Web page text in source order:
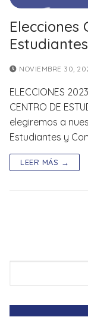
Elecciones
Estudiantes
NOVIEMBRE 30,
ELECCIONES
CENTRO DE
elegiremos a
Estudiantes y
LEER MÁS →